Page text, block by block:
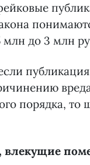
млн до 3 млн
порядка,